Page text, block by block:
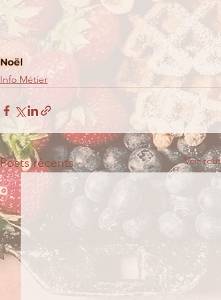
Noël
Info Métier
Posts récents Voir tout